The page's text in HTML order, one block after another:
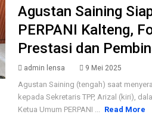
Agustan Saining
PERPANI Kalteng,
Prestasi dan
admin lensa 9 Mei 2025
Agustan Saining (tengah) saat
kepada Sekretaris TPP, Arizal (kiri),
Ketua Umum PERPANI ... Read More